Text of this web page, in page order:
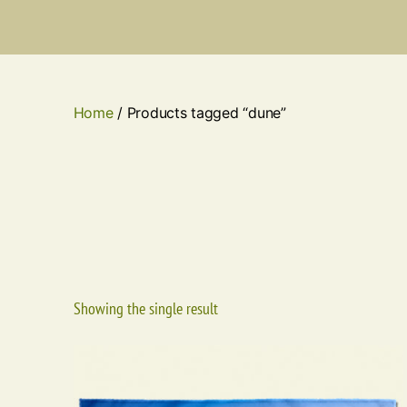
Home/ Products tagged “dune”
Showing the single result